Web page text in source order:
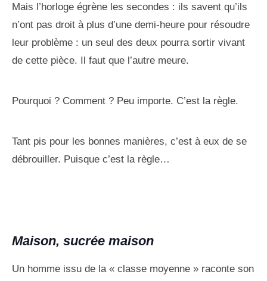
Mais l’horloge égrène les secondes : ils savent qu’ils
n’ont pas droit à plus d’une demi-heure pour résoudre
leur problème : un seul des deux pourra sortir vivant
de cette pièce. Il faut que l’autre meure.
Pourquoi ? Comment ? Peu importe. C’est la règle.
Tant pis pour les bonnes manières, c’est à eux de se
débrouiller. Puisque c’est la règle…
Maison, sucrée maison
Un homme issu de la « classe moyenne » raconte son